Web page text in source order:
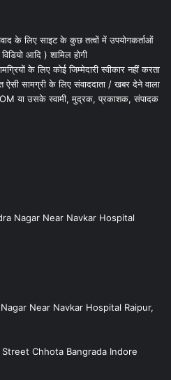
के लिए साइट के कुछ तत्वों में उपयोगकर्ताओं
आदि ) शामिल होगी
के लिए कोई जिम्मेदारी स्वीकार नहीं करता
सामग्री के लिए संवाददाता / खबर देने वाला
या उसके स्वामी, मुद्रक, प्रकाशक, संपादक
Nagar Near Navkar Hospital
Near Navkar Hospital Raipur,
Chhota Bangrada Indore